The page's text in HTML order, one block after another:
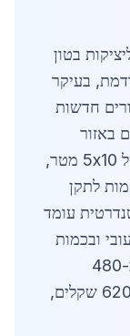
ליציקות בטון
קודמת, בעיקר
חדשות
באזור
מציעים רשתות בגדלים סטנדרטיים של 5x10 מטר,
מ"מ, תואמות לתקן
סטנדרטית עומד
בעובי ובכמות
ההזמנה. לדוגמה, רשת 6 מ"מ עולה כ-480
שקלים, בעוד רשת 10 מ"מ מגיעה ל-620 שקלים,